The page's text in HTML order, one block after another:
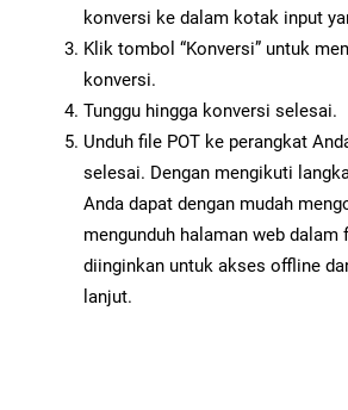
konversi ke dalam kotak input
Klik tombol “Konversi” untuk
konversi.
Tunggu hingga konversi selesai.
Unduh file POT ke perangkat
selesai. Dengan mengikuti
Anda dapat dengan mudah
mengunduh halaman web dalam
diinginkan untuk akses offline
lanjut.